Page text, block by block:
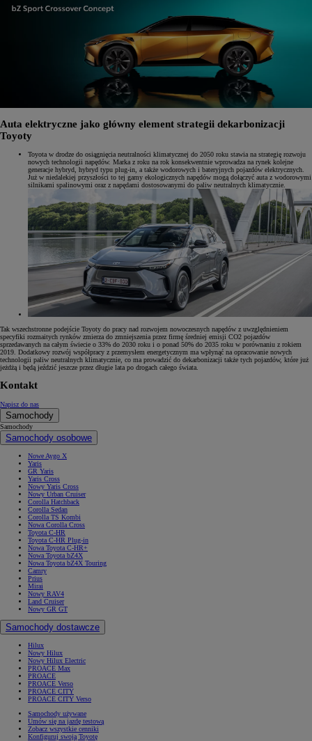
Auta elektryczne jako główny element strategii dekarbonizacji
Toyoty
Toyota w drodze do osiągnięcia neutralności klimatycznej do 2050 roku stawia na strategię rozwoju
nowych technologii napędów. Marka z roku na rok konsekwentnie wprowadza na rynek kolejne
generacje hybryd, hybryd typu plug-in, a także wodorowych i bateryjnych pojazdów elektrycznych.
Już w niedalekiej przyszłości to tej gamy ekologicznych napędów mogą dołączyć auta z wodorowymi
silnikami spalinowymi oraz z napędami dostosowanymi do paliw neutralnych klimatycznie.
Tak wszechstronne podejście Toyoty do pracy nad rozwojem nowoczesnych napędów z uwzględnieniem
specyfiki rozmaitych rynków zmierza do zmniejszenia przez firmę średniej emisji CO2 pojazdów
sprzedawanych na całym świecie o 33% do 2030 roku i o ponad 50% do 2035 roku w porównaniu z rokiem
2019. Dodatkowy rozwój współpracy z przemysłem energetycznym ma wpłynąć na opracowanie nowych
technologii paliw neutralnych klimatycznie, co ma prowadzić do dekarbonizacji także tych pojazdów, które już
jeżdżą i będą jeździć jeszcze przez długie lata po drogach całego świata.
Kontakt
Napisz do nas
Samochody
Samochody
Samochody osobowe
Nowe Aygo X
Yaris
GR Yaris
Yaris Cross
Nowy Yaris Cross
Nowy Urban Cruiser
Corolla Hatchback
Corolla Sedan
Corolla TS Kombi
Nowa Corolla Cross
Toyota C-HR
Toyota C-HR Plug-in
Nowa Toyota C-HR+
Nowa Toyota bZ4X
Nowa Toyota bZ4X Touring
Camry
Prius
Mirai
Nowy RAV4
Land Cruiser
Nowy GR GT
Samochody dostawcze
Hilux
Nowy Hilux
Nowy Hilux Electric
PROACE Max
PROACE
PROACE Verso
PROACE CITY
PROACE CITY Verso
Samochody używane
Umów się na jazdę testową
Zobacz wszystkie cenniki
Konfiguruj swoją Toyotę